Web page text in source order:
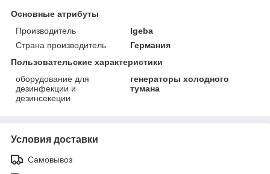
Основные атрибуты
Производитель
Igeba
Страна производитель
Германия
Пользовательские характеристики
оборудование для
дезинфекции и
дезинсекеции
генераторы холодного
тумана
Условия доставки
Самовывоз